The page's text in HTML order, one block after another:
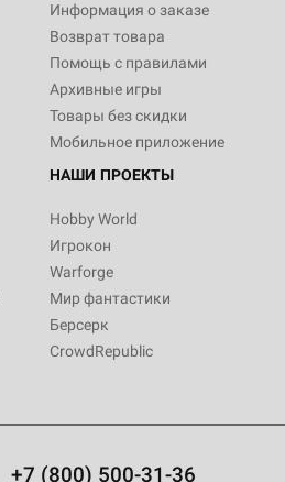
Информация о заказе
Возврат товара
Помощь с правилами
Архивные игры
Товары без скидки
Мобильное приложение
НАШИ ПРОЕКТЫ
Hobby World
Игрокон
Warforge
Мир фантастики
Берсерк
CrowdRepublic
+7 (800) 500-31-36